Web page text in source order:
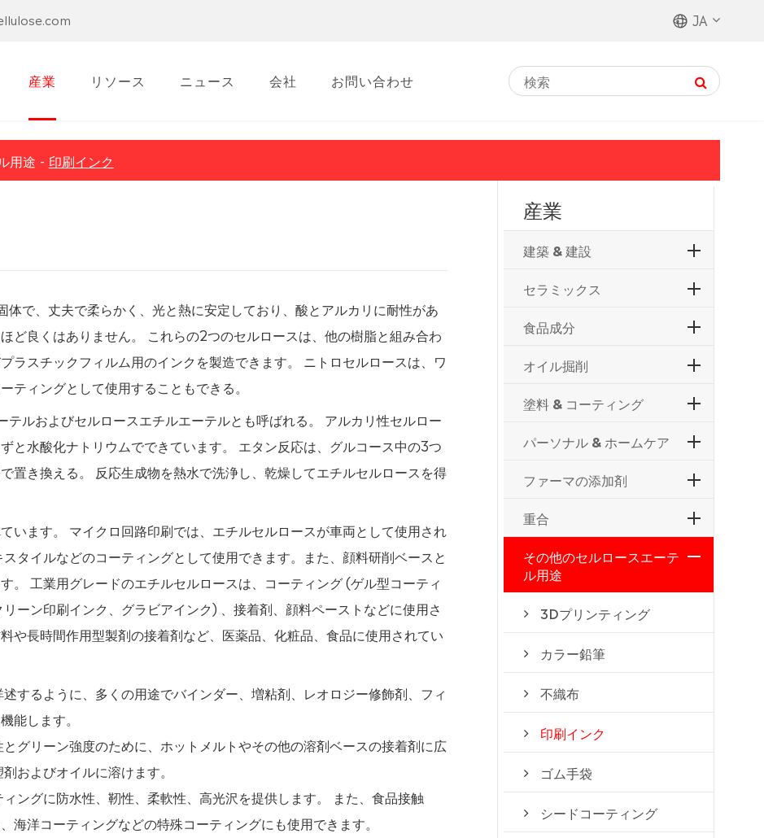
JA
産業 リソース ニュース 会社 お問い合わせ
用途 印刷インク
で、丈夫で柔らかく、光と熱に安定しており、酸とアルカリに耐性があ
ど良くはありません。 これらの2つのセルロースは、他の樹脂と組み合わ
ラスチックフィルム用のインクを製造できます。 ニトロセルロースは、ワ
ティングとして使用することもできる。
ルおよびセルロースエチルエーテルとも呼ばれる。 アルカリ性セルロー
と水酸化ナトリウムでできています。 エタン反応は、グルコース中の3つ
置き換える。 反応生成物を熱水で洗浄し、乾燥してエチルセルロースを得
います。 マイクロ回路印刷では、エチルセルロースが車両として使用され
タイルなどのコーティングとして使用できます。また、顔料研削ベースと
。 工業用グレードのエチルセルロースは、コーティング (ゲル型コーティ
ーン印刷インク、グラビアインク) 、接着剤、顔料ペーストなどに使用さ
や長時間作用型製剤の接着剤など、医薬品、化粧品、食品に使用されてい
するように、多くの用途でバインダー、増粘剤、レオロジー修飾剤、フィ
能します。
グリーン強度のために、ホットメルトやその他の溶剤ベースの接着剤に広
およびオイルに溶けます。
ングに防水性、靭性、柔軟性、高光沢を提供します。 また、食品接触
洋コーティングなどの特殊コーティングにも使用できます。
産業
建築 & 建設
セラミックス
食品成分
オイル掘削
塗料 & コーティング
パーソナル & ホームケア
ファーマの添加剤
重合
その他のセルロースエーテ
ル用途
3Dプリンティング
カラー鉛筆
不織布
印刷インク
ゴム手袋
シードコーティング